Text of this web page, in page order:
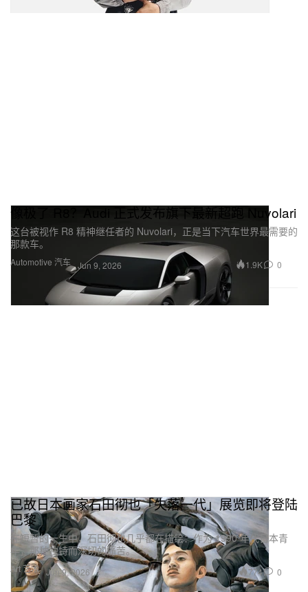
Automotive 汽车
像极了 R8？Audi 正式发布旗下最新超跑 Nuvolari
这台被视作 R8 精神继任者的 Nuvolari，正是当下汽车世界最需要的
那款车。
Jun 9, 2026 1.9K 0
Art 艺术
已故日本画家石田彻也「失落一代」展览即将登陆
巴黎
在短暂的一生中，石田彻也几乎都在描绘：作为 1990 年代日本青
年，那种独特而深切的痛苦。
Jun 9, 2026 774 0